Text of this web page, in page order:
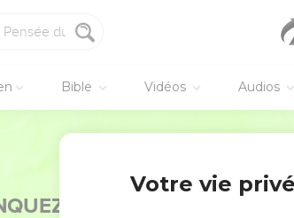
Bible Vidéos Audios
PAS L’ÉVÉNEMENT DE
Votre vie